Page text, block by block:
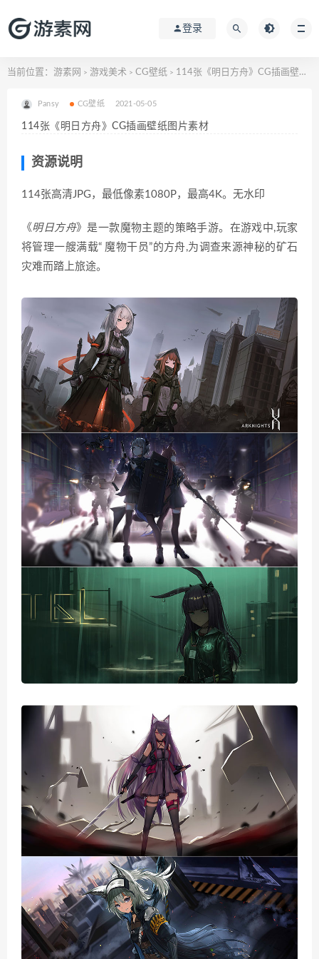
登录
当前位置： 游素网 > 游戏美术 > CG壁纸 > 114张《明日方舟》CG插画壁纸图片素材
Pansy CG壁纸 2021-05-05
114张《明日方舟》CG插画壁纸图片素材
资源说明
114张高清JPG，最低像素1080P，最高4K。无水印
《明日方舟》是一款魔物主题的策略手游。在游戏中,玩家
将管理一艘满载“ 魔物干员”的方舟,为调查来源神秘的矿石
灾难而踏上旅途。